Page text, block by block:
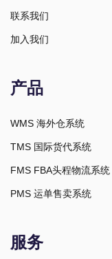
联系我们
加入我们
产品
WMS 海外仓系统
TMS 国际货代系统
FMS FBA头程物流系统
PMS 运单售卖系统
服务